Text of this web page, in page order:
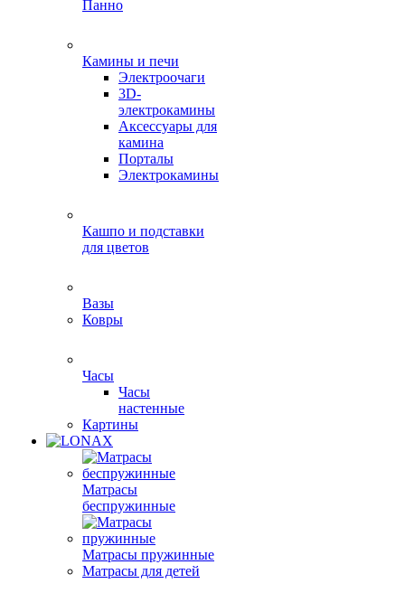
Панно
Камины и печи
Электроочаги
3D-
электрокамины
Аксессуары для
камина
Порталы
Электрокамины
Кашпо и подставки
для цветов
Вазы
Ковры
Часы
Часы
настенные
Картины
Матрасы
беспружинные
Матрасы пружинные
Матрасы для детей